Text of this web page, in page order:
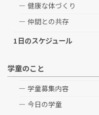
健康な体づくり
仲間との共存
1日のスケジュール
学童のこと
学童募集内容
今日の学童